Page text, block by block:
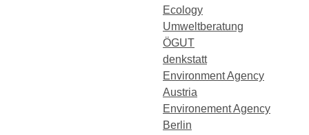
Ecology
Umweltberatung
ÖGUT
denkstatt
Environment Agency
Austria
Environement Agency
Berlin